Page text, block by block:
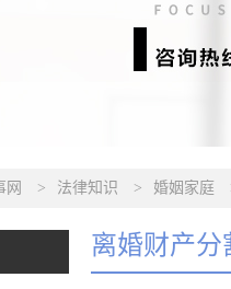
网 > 法律知识 > 婚姻家庭
离婚财产分